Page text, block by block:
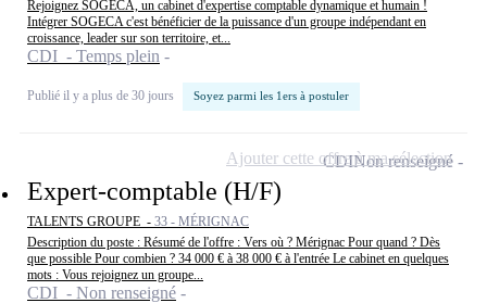
Rejoignez SOGECA, un cabinet d'expertise comptable dynamique et humain !
Intégrer SOGECA c'est bénéficier de la puissance d'un groupe indépendant en
croissance, leader sur son territoire, et...
CDI - Temps plein
Publié il y a plus de 30 jours Soyez parmi les 1ers à postuler
Expert-comptable (H/F)
TALENTS GROUPE - 33 - MÉRIGNAC
Description du poste : Résumé de l'offre : Vers où ? Mérignac Pour quand ? Dès
que possible Pour combien ? 34 000 € à 38 000 € à l'entrée Le cabinet en quelques
mots : Vous rejoignez un groupe...
CDI - Non renseigné
CDINon renseigné
Ajouter cette offre à ma sélection